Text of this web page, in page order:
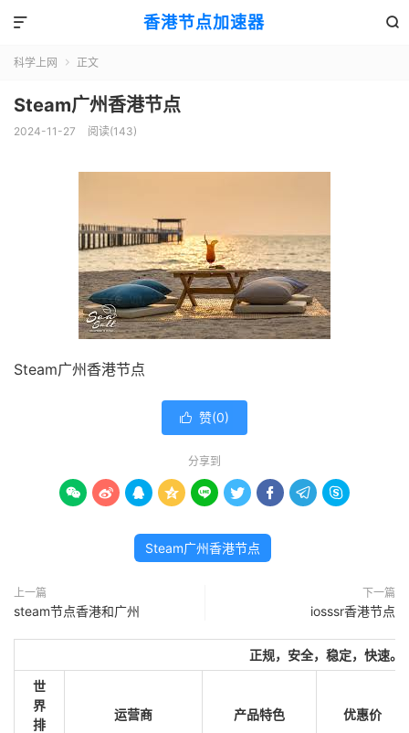
香港节点加速器 

科学上网  正文
Steam广州香港节点
2024-11-27 阅读(143)
Steam广州香港节点
 赞(0)
分享到
        
Steam广州香港节点
上一篇
steam节点香港和广州
下一篇
iosssr香港节点
正规，安全，稳定，快速。
世
界
排
运营商 产品特色 优惠价